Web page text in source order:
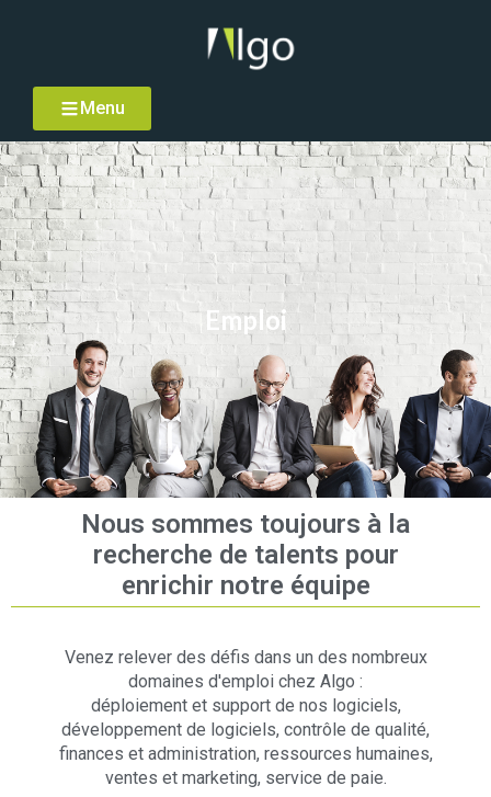
Menu
Emploi
Nous sommes toujours à la
recherche de talents pour
enrichir notre équipe
Venez relever des défis dans un des nombreux
domaines d'emploi chez Algo :
déploiement et support de nos logiciels,
développement de logiciels, contrôle de qualité,
finances et administration, ressources humaines,
ventes et marketing, service de paie.